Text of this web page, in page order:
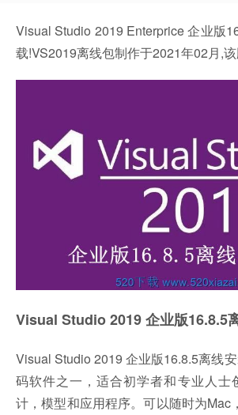
Visual Studio 2019 Enterprice 企业版
载!VS2019离线包制作于2021年02月,
Visual Studio 2019 企业版16.8.5
Visual Studio 2019 企业版16.8.5离线
码软件之一，适合初学者和专业人士
计，模型和应用程序。可以随时为Mac